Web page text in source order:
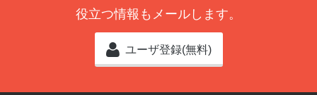
役立つ情報もメールします。
ユーザ登録(無料)